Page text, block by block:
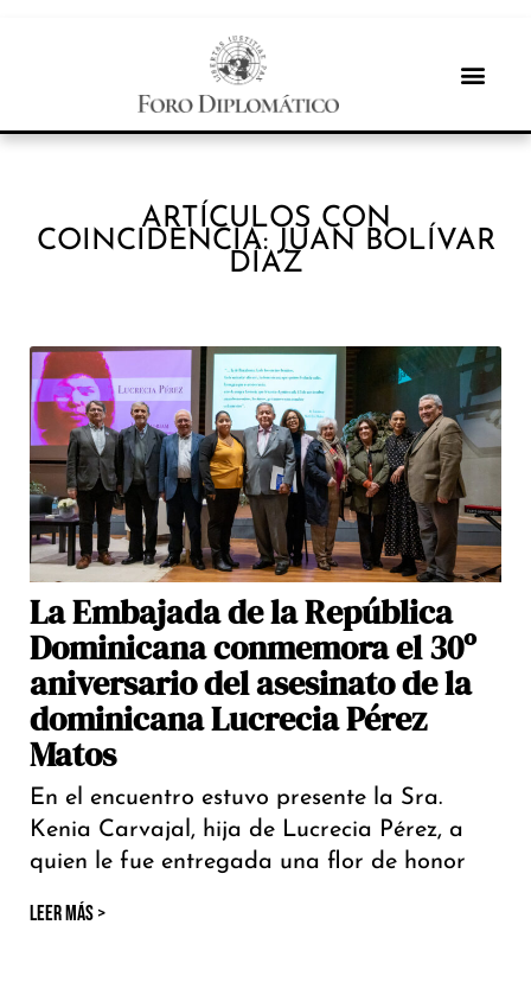
ARTÍCULOS CON
COINCIDENCIA: JUAN BOLÍVAR
DÍAZ
La Embajada de la República
Dominicana conmemora el 30º
aniversario del asesinato de la
dominicana Lucrecia Pérez
Matos
En el encuentro estuvo presente la Sra.
Kenia Carvajal, hija de Lucrecia Pérez, a
quien le fue entregada una flor de honor
LEER MÁS >